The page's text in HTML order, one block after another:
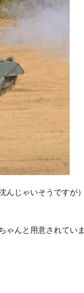
じゃいそうですが）
ゃんと用意されていま